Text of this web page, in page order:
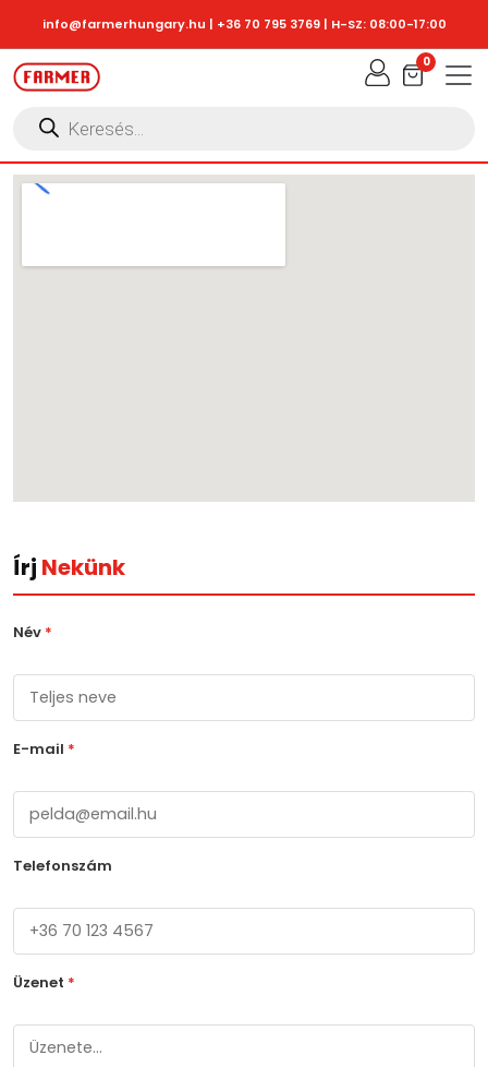
info@farmerhungary.hu | +36 70 795 3769| H-SZ: 08:00-17:00
Products
search
0
Írj Nekünk
Név *
E-mail *
Telefonszám
Üzenet *